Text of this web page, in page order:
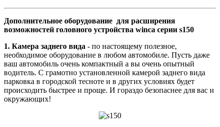
Дополнительное оборудование для расширения
возможностей головного устройства winca серии s150
1. Камера заднего вида - по настоящему полезное,
необходимое оборудование в любом автомобиле. Пусть даже
ваш автомобиль очень компактный а вы очень опытный
водитель. С грамотно установленной камерой заднего вида
парковка в городской тесноте и в других условиях будет
происходить быстрее и проще. И гораздо безопаснее для вас и
окружающих!